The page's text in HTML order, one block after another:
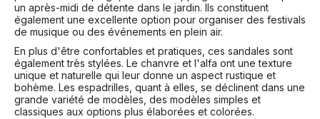
un après-midi de détente dans le jardin. Ils constituent
également une excellente option pour organiser des festivals
de musique ou des événements en plein air.
En plus d'être confortables et pratiques, ces sandales sont
également très stylées. Le chanvre et l'alfa ont une texture
unique et naturelle qui leur donne un aspect rustique et
bohème. Les espadrilles, quant à elles, se déclinent dans une
grande variété de modèles, des modèles simples et
classiques aux options plus élaborées et colorées.